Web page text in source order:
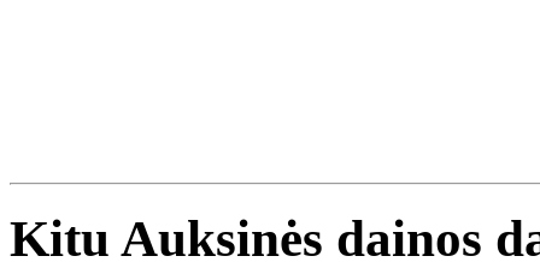
Kitu Auksinės dainos